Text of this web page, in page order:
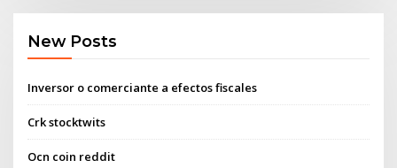
New Posts
Inversor o comerciante a efectos fiscales
Crk stocktwits
Ocn coin reddit